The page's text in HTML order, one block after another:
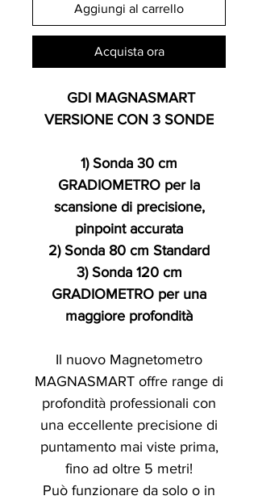
Aggiungi al carrello
Acquista ora
GDI MAGNASMART
VERSIONE CON 3 SONDE
1) Sonda 30 cm
GRADIOMETRO per la
scansione di precisione,
pinpoint accurata
2) Sonda 80 cm Standard
3) Sonda 120 cm
GRADIOMETRO per una
maggiore profondità
Il nuovo Magnetometro
MAGNASMART offre range di
profondità professionali con
una eccellente precisione di
puntamento mai viste prima,
fino ad oltre 5 metri!
Può funzionare da solo o in